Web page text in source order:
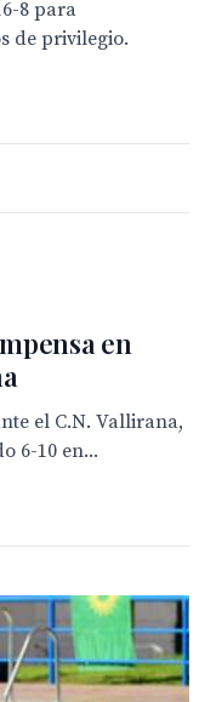
8 para
de privilegio.
en
el C.N. Vallirana,
6-10 en...